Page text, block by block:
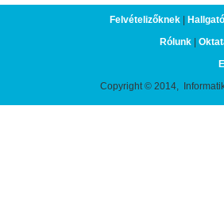
Felvételizőknek|
Rólunk|
Copyright © 2014,